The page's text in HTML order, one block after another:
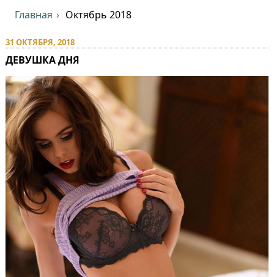
Главная Октябрь 2018
31 ОКТЯБРЯ, 2018
ДЕВУШКА ДНЯ